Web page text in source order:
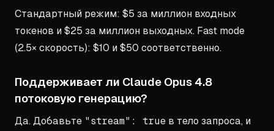
Стандартный режим: $5 за миллион входных
токенов и $25 за миллион выходных. Fast mode
(2.5× скорость): $10 и $50 соответственно.
Поддерживает ли Claude Opus 4.8
потоковую генерацию?
Да. Добавьте "stream": true в тело запроса, и